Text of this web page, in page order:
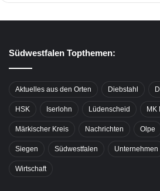
Südwestfalen Topthemen:
Aktuelles aus den Orten Diebstahl
HSK Iserlohn Lüdenscheid MK
Märkischer Kreis Nachrichten Olpe
Siegen Südwestfalen Unternehmen
Wirtschaft